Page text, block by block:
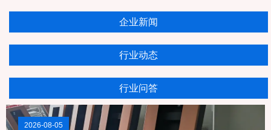
企业新闻
行业动态
行业问答
2026-08-05